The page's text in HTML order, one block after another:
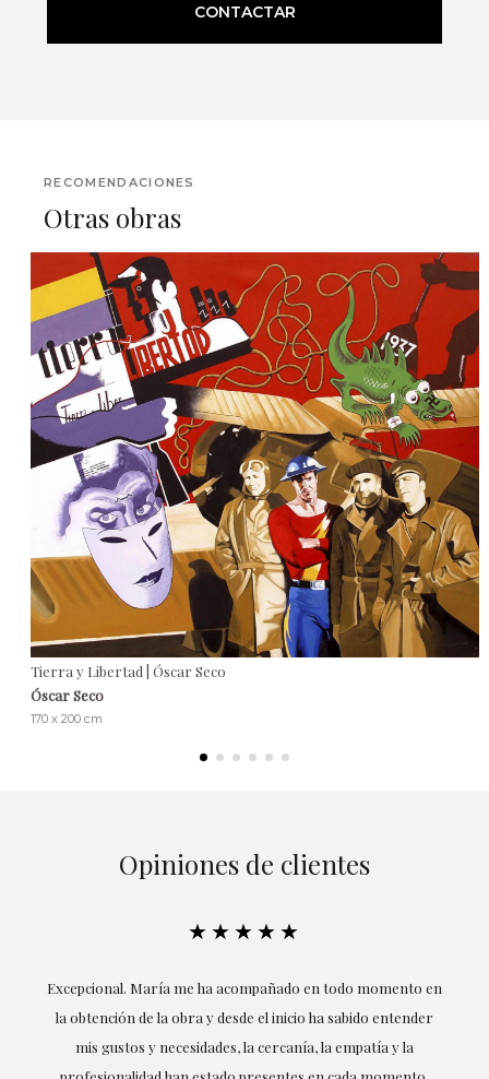
CONTACTAR
RECOMENDACIONES
Otras obras
Tierra y Libertad | Óscar Seco
Óscar Seco
170 x 200 cm
Opiniones de clientes
★★★★★
Excepcional. María me ha acompañado en todo momento en
la obtención de la obra y desde el inicio ha sabido entender
mis gustos y necesidades, la cercanía, la empatía y la